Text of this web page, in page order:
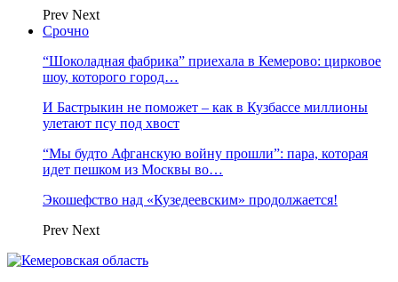
Prev Next
Срочно
“Шоколадная фабрика” приехала в Кемерово: цирковое
шоу, которого город…
И Бастрыкин не поможет – как в Кузбассе миллионы
улетают псу под хвост
“Мы будто Афганскую войну прошли”: пара, которая
идет пешком из Москвы во…
Экошефство над «Кузедеевским» продолжается!
Prev Next